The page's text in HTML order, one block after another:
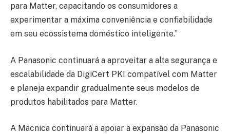
para Matter, capacitando os consumidores a
experimentar a máxima conveniência e confiabilidade
em seu ecossistema doméstico inteligente.”
A Panasonic continuará a aproveitar a alta segurança e
escalabilidade da DigiCert PKI compatível com Matter
e planeja expandir gradualmente seus modelos de
produtos habilitados para Matter.
A Macnica continuará a apoiar a expansão da Panasonic